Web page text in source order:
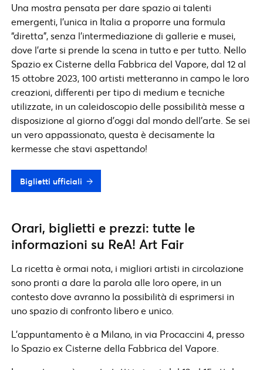
Una mostra pensata per dare spazio ai talenti
emergenti, l’unica in Italia a proporre una formula
“diretta”, senza l’intermediazione di gallerie e musei,
dove l’arte si prende la scena in tutto e per tutto. Nello
Spazio ex Cisterne della Fabbrica del Vapore, dal 12 al
15 ottobre 2023, 100 artisti metteranno in campo le loro
creazioni, differenti per tipo di medium e tecniche
utilizzate, in un caleidoscopio delle possibilità messe a
disposizione al giorno d’oggi dal mondo dell’arte. Se sei
un vero appassionato, questa è decisamente la
kermesse che stavi aspettando!
Biglietti ufficiali
Orari, biglietti e prezzi: tutte le
informazioni su ReA! Art Fair
La ricetta è ormai nota, i migliori artisti in circolazione
sono pronti a dare la parola alle loro opere, in un
contesto dove avranno la possibilità di esprimersi in
uno spazio di confronto libero e unico.
L’appuntamento è a Milano, in via Procaccini 4, presso
lo Spazio ex Cisterne della Fabbrica del Vapore.